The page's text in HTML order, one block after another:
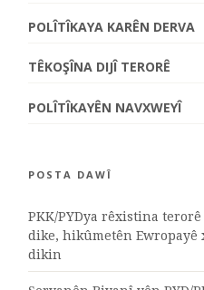
POLÎTÎKAYA KARÊN DERVA
TÊKOŞÎNA DIJÎ TERORÊ
POLÎTÎKAYÊN NAVXWEYÎ
POSTA DAWÎ
PKK/PYDya rêxistina
dike, hikûmetên
dikin